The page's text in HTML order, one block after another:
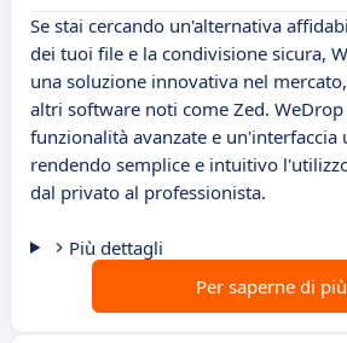
Se stai cercando un'alternativa
dei tuoi file e la condivisione sicura,
una soluzione innovativa nel
altri software noti come Zed.
funzionalità avanzate e un'interfaccia
rendendo semplice e intuitivo
dal privato al professionista.
Più dettagli
Per saperne di più